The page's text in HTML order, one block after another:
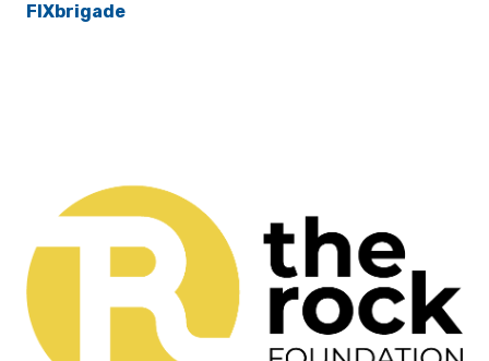
FIXbrigade